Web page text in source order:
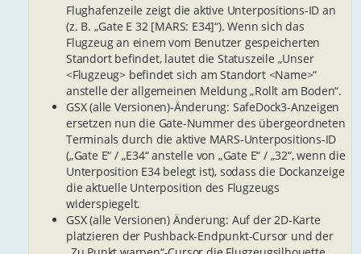
Flughafenzeile zeigt die aktive Unterpositions-ID an
(z. B. „Gate E 32 [MARS: E34]“). Wenn sich das
Flugzeug an einem vom Benutzer gespeicherten
Standort befindet, lautet die Statuszeile „Unser
<Flugzeug> befindet sich am Standort <Name>“
anstelle der allgemeinen Meldung „Rollt am Boden“.
GSX (alle Versionen)-Änderung: SafeDock3-Anzeigen
ersetzen nun die Gate-Nummer des übergeordneten
Terminals durch die aktive MARS-Unterpositions-ID
(„Gate E“ / „E34“ anstelle von „Gate E“ / „32“, wenn die
Unterposition E34 belegt ist), sodass die Dockanzeige
die aktuelle Unterposition des Flugzeugs
widerspiegelt.
GSX (alle Versionen) Änderung: Auf der 2D-Karte
platzieren der Pushback-Endpunkt-Cursor und der